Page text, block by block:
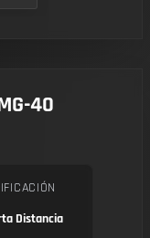
40
Distancia